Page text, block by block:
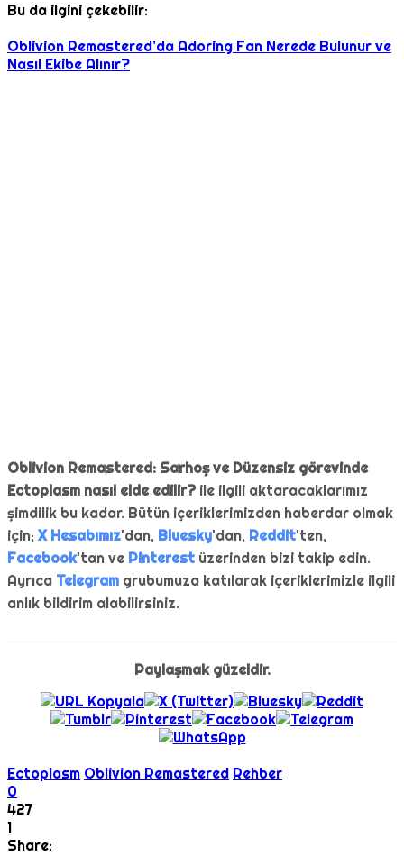
Bu da ilgini çekebilir:
Oblivion Remastered’da Adoring Fan Nerede Bulunur ve
Nasıl Ekibe Alınır?
Oblivion Remastered: Sarhoş ve Düzensiz görevinde
Ectoplasm nasıl elde edilir? ile ilgili aktaracaklarımız
şimdilik bu kadar. Bütün içeriklerimizden haberdar olmak
için; X Hesabımız'dan, Bluesky'dan, Reddit'ten,
Facebook'tan ve Pinterest üzerinden bizi takip edin.
Ayrıca Telegram grubumuza katılarak içeriklerimizle ilgili
anlık bildirim alabilirsiniz.
Paylaşmak güzeldir.
Ectoplasm Oblivion Remastered Rehber
0
427
1
Share: